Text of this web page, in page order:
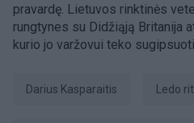
pravardę. Lietuvos rinktinės
rungtynes su Didžiąją Britanija
kurio jo varžovui teko
Darius Kasparaitis Ledo